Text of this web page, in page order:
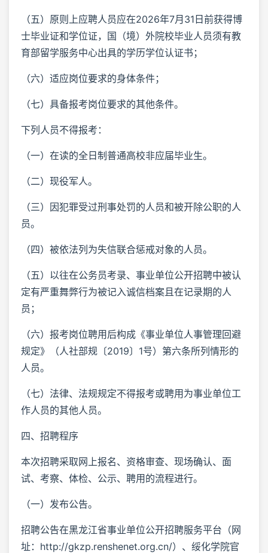
（五）原则上应聘人员应在2026年7月31日前获得博
士毕业证和学位证，国（境）外院校毕业人员须有教
育部留学服务中心出具的学历学位认证书；
（六）适应岗位要求的身体条件；
（七）具备报考岗位要求的其他条件。
下列人员不得报考：
（一）在读的全日制普通高校非应届毕业生。
（二）现役军人。
（三）因犯罪受过刑事处罚的人员和被开除公职的人
员。
（四）被依法列为失信联合惩戒对象的人员。
（五）以往在公务员考录、事业单位公开招聘中被认
定有严重舞弊行为被记入诚信档案且在记录期的人
员；
（六）报考岗位聘用后构成《事业单位人事管理回避
规定》（人社部规〔2019〕1号）第六条所列情形的
人员。
（七）法律、法规规定不得报考或聘用为事业单位工
作人员的其他人员。
四、招聘程序
本次招聘采取网上报名、资格审查、现场确认、面
试、考察、体检、公示、聘用的流程进行。
（一）发布公告。
招聘公告在黑龙江省事业单位公开招聘服务平台（网
址：http://gkzp.renshenet.org.cn/）、绥化学院官